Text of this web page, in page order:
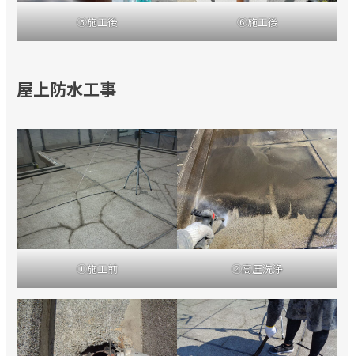
⑤施工後 ⑥施工後
屋上防水工事
①施工前 ②高圧洗浄